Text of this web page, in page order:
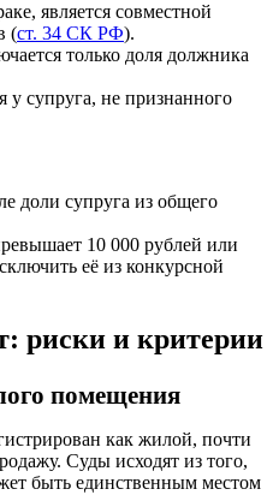
является совместной
(ст. 34 СК РФ).
только доля должника
у супруга, не признанного
доли супруга из общего
10 000 рублей или
её из конкурсной
риски и критерии
помещения
как жилой, почти
Суды исходят из того,
быть единственным местом